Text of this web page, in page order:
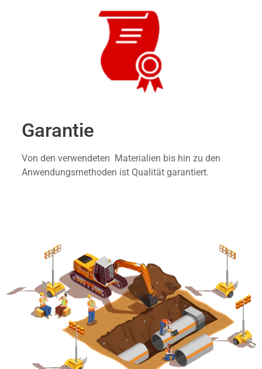
Garantie
Von den verwendeten Materialien bis hin zu den
Anwendungsmethoden ist Qualität garantiert.